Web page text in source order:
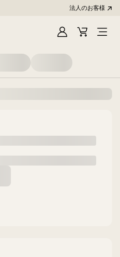
法人のお客様
Sign
Cart